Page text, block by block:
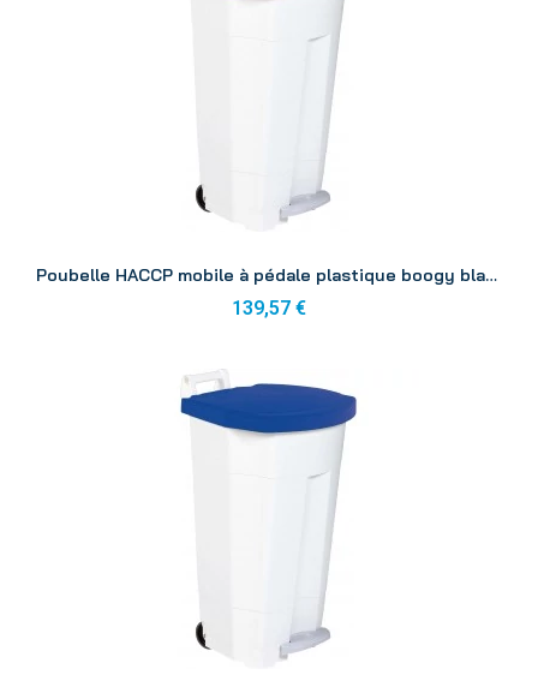
Poubelle HACCP mobile à pédale plastique boogy blanc-jaune 90L
139,57 €